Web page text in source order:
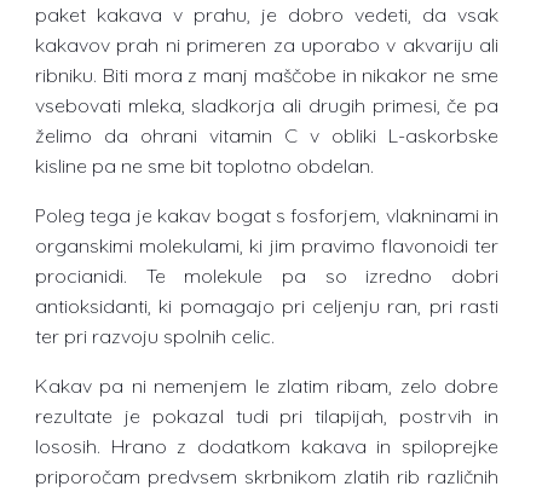
paket kakava v prahu, je dobro vedeti, da vsak
kakavov prah ni primeren za uporabo v akvariju ali
ribniku. Biti mora z manj maščobe in nikakor ne sme
vsebovati mleka, sladkorja ali drugih primesi, če pa
želimo da ohrani vitamin C v obliki L-askorbske
kisline pa ne sme bit toplotno obdelan.
Poleg tega je kakav bogat s fosforjem, vlakninami in
organskimi molekulami, ki jim pravimo flavonoidi ter
procianidi. Te molekule pa so izredno dobri
antioksidanti, ki pomagajo pri celjenju ran, pri rasti
ter pri razvoju spolnih celic.
Kakav pa ni nemenjem le zlatim ribam, zelo dobre
rezultate je pokazal tudi pri tilapijah, postrvih in
lososih. Hrano z dodatkom kakava in spiloprejke
priporočam predvsem skrbnikom zlatih rib različnih